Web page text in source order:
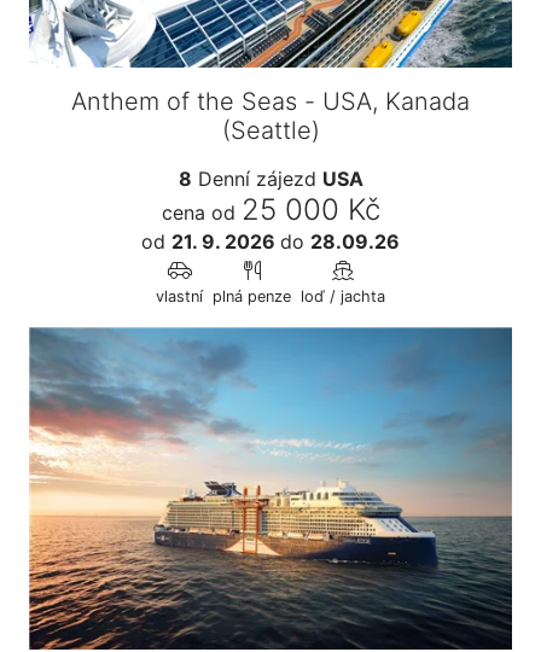
Anthem of the Seas - USA, Kanada
(Seattle)
8 Denní zájezd USA
cena od 25 000 Kč
od 21. 9. 2026 do 28.09.26
vlastní plná penze loď / jachta